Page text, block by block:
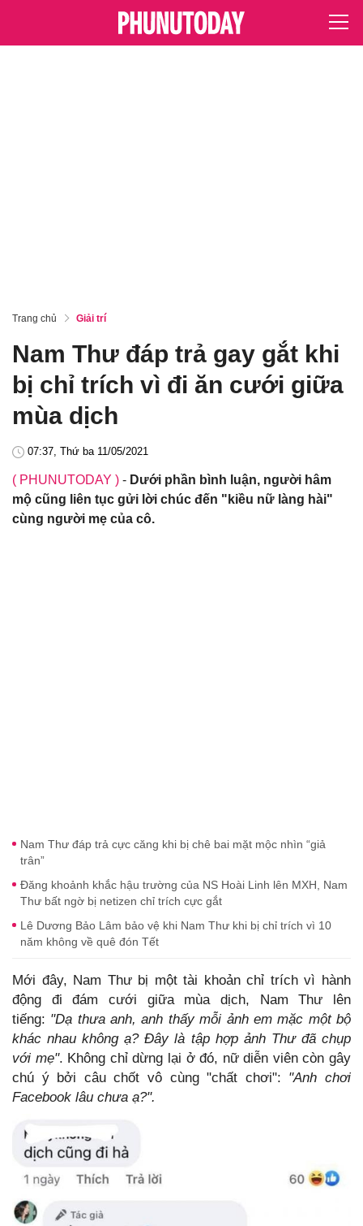
Trang chủ Giải trí
Nam Thư đáp trả gay gắt khi
bị chỉ trích vì đi ăn cưới giữa
mùa dịch
07:37, Thứ ba 11/05/2021
( PHUNUTODAY ) - Dưới phần bình luận, người hâm
mộ cũng liên tục gửi lời chúc đến "kiều nữ làng hài"
cùng người mẹ của cô.
Nam Thư đáp trả cực căng khi bị chê bai mặt mộc nhìn “giả
trân”
Đăng khoảnh khắc hậu trường của NS Hoài Linh lên MXH, Nam
Thư bất ngờ bị netizen chỉ trích cực gắt
Lê Dương Bảo Lâm bảo vệ khi Nam Thư khi bị chỉ trích vì 10
năm không về quê đón Tết
Mới đây, Nam Thư bị một tài khoản chỉ trích vì hành
động đi đám cưới giữa mùa dịch, Nam Thư lên
tiếng: "Dạ thưa anh, anh thấy mỗi ảnh em mặc một bộ
khác nhau không ạ? Đây là tập hợp ảnh Thư đã chụp
với mẹ". Không chỉ dừng lại ở đó, nữ diễn viên còn gây
chú ý bởi câu chốt vô cùng "chất chơi": "Anh chơi
Facebook lâu chưa ạ?".